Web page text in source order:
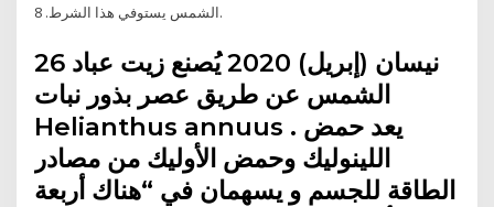
الشمس يستوفي هذا الشرط. 8.
26 نيسان (إبريل) 2020 يُصنع زيت عباد
الشمس عن طريق عصر بذور نبات
Helianthus annuus . يعد حمض
اللينوليك وحمض الأوليك من مصادر
الطاقة للجسم و يسهمان في “هناك أربعة